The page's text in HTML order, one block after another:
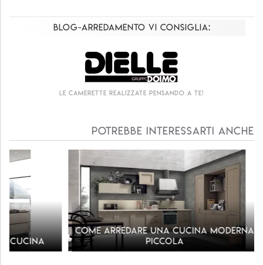
Blog-Arredamento vi consiglia:
Le camerette realizzate pensando a te!
Potrebbe interessarti anche
Come arredare una cucina moderna
piccola
Cucine